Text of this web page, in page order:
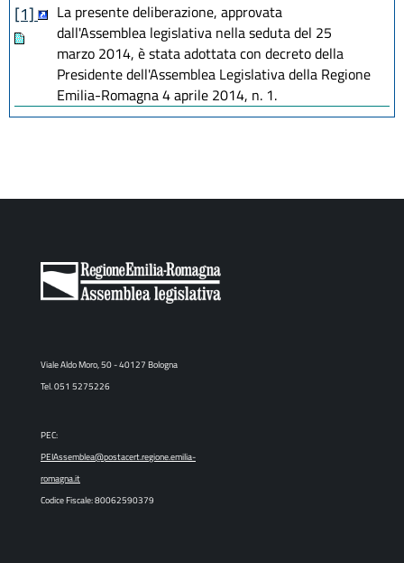
[1]
La presente deliberazione, approvata
dall'Assemblea legislativa nella seduta del 25
marzo 2014, è stata adottata con decreto della
Presidente dell'Assemblea Legislativa della Regione
Emilia-Romagna 4 aprile 2014, n. 1.
Viale Aldo Moro, 50 - 40127 Bologna
Tel. 051 5275226
PEC:
PEIAssemblea@postacert.regione.emilia-
romagna.it
Codice Fiscale: 80062590379